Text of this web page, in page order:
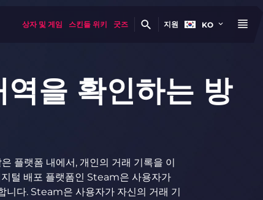
상자 및 게임 스킨들 위키 굿즈 지원 KO
을 확인하는 방
플랫폼 내에서, 개인의 거래 기록을 이
털 배포 플랫폼인 Steam은 사용자가
니다. Steam은 사용자가 자신의 거래 기